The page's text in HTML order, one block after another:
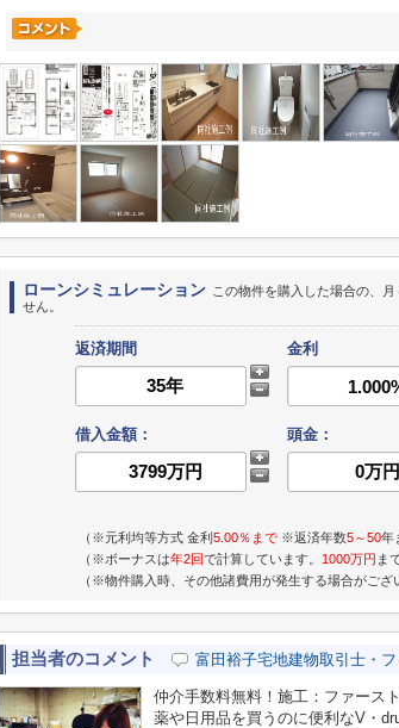
ローンシミュレーション この物件を購入した場合の、
せん。
返済期間 金利
借入金額：
頭金：
（※元利均等方式 金利5.00％まで ※返済年数5～50年
（※ボーナスは年2回で計算しています。 1000万円 ま
（※物件購入時、その他諸費用が発生する場合がござ
担当者のコメント 富田裕子宅地建物取引士・
仲介手数料無料！施工：ファース
薬や日用品を買うのに便利なV・